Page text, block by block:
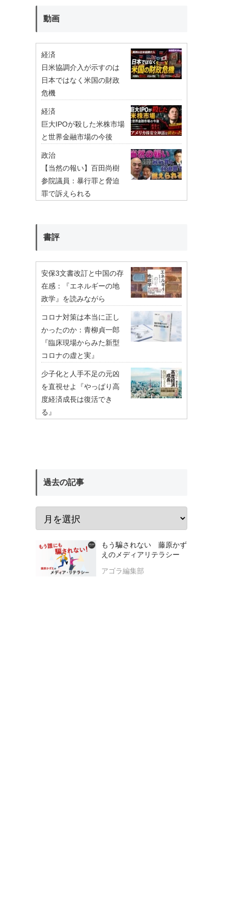
動画
経済
日米協調介入が示すのは
日本ではなく米国の財政
危機
経済
巨大IPOが殺した米株市場
と世界金融市場の今後
政治
【当然の報い】百田尚樹
参院議員：暴行罪と脅迫
罪で訴えられる
書評
安保3文書改訂と中国の存
在感：『エネルギーの地
政学』を読みながら
コロナ対策は本当に正し
かったのか：青柳貞一郎
『臨床現場からみた新型
コロナの虚と実』
少子化と人手不足の元凶
を直視せよ『やっぱり高
度経済成長は復活でき
る』
過去の記事
もう騙されない 藤原かず
えのメディアリテラシー
アゴラ編集部